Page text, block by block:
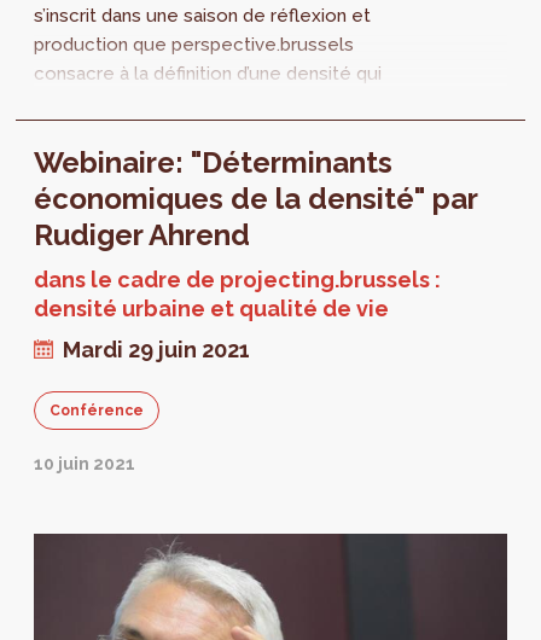
s’inscrit dans une saison de réflexion et
production que perspective.brussels
consacre à la définition d’une densité qui
Ahrend.
Webinaire: "Déterminants
économiques de la densité" par
Rudiger Ahrend
dans le cadre de projecting.brussels :
densité urbaine et qualité de vie
Mardi 29 juin 2021
Conférence
10 juin 2021